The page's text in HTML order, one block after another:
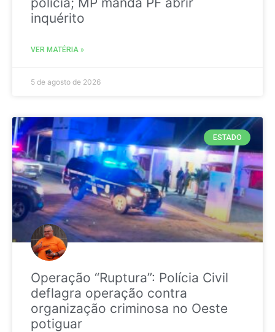
inquérito
VER MATÉRIA »
5 de agosto de 2026
ESTADO
Operação “Ruptura”: Polícia Civil
deflagra operação contra
organização criminosa no Oeste
potiguar